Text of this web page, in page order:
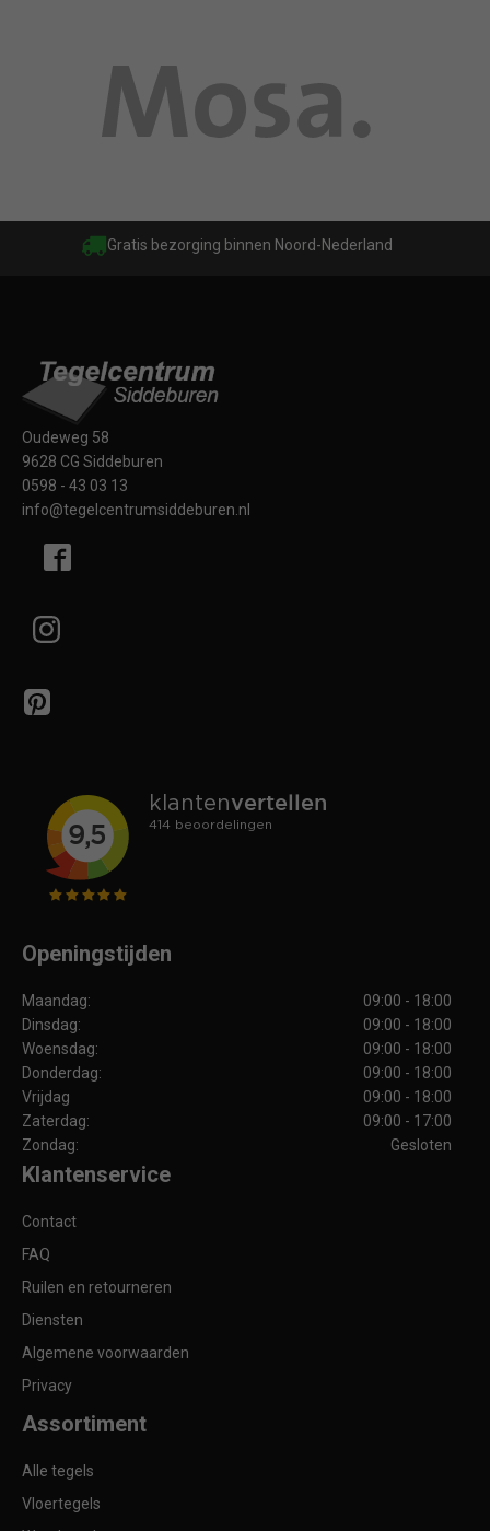
Gratis bezorging binnen Noord-Nederland
Oudeweg 58
9628 CG Siddeburen
0598 - 43 03 13
info@tegelcentrumsiddeburen.nl
Openingstijden
Maandag:
09:00 - 18:00
Dinsdag:
09:00 - 18:00
Woensdag:
09:00 - 18:00
Donderdag:
09:00 - 18:00
Vrijdag
09:00 - 18:00
Zaterdag:
09:00 - 17:00
Zondag:
Gesloten
Klantenservice
Contact
FAQ
Ruilen en retourneren
Diensten
Algemene voorwaarden
Privacy
Assortiment
Alle tegels
Vloertegels